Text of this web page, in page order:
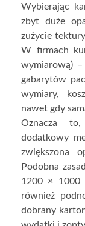
Wybierając
zbyt duże
zużycie
W firmach
wymiarową) –
gabarytów
wymiary,
nawet gdy
Oznacza
dodatkowy
zwiększona
Podobna
1200 × 1000
również
dobrany